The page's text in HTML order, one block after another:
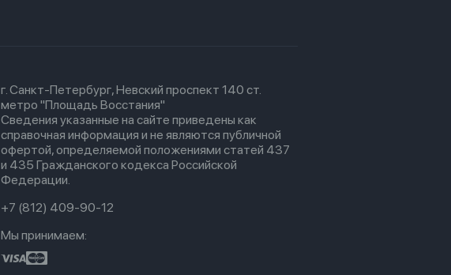
г. Санкт-Петербург, Невский проспект 140 ст.
метро "Площадь Восстания"
Сведения указанные на сайте приведены как
справочная информация и не являются публичной
офертой, определяемой положениями статей 437
и 435 Гражданского кодекса Российской
Федерации.
+7 (812) 409-90-12
Мы принимаем: